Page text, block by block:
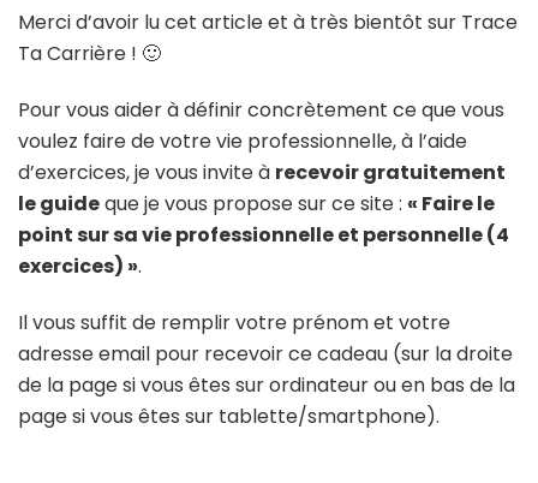
Merci d’avoir lu cet article et à très bientôt sur Trace
Ta Carrière ! 🙂
Pour vous aider à définir concrètement ce que vous
voulez faire de votre vie professionnelle, à l’aide
d’exercices, je vous invite à recevoir gratuitement
le guideque je vous propose sur ce site : « Faire le
point sur sa vie professionnelle et personnelle (4
exercices) ».
Il vous suffit de remplir votre prénom et votre
adresse email pour recevoir ce cadeau (sur la droite
de la page si vous êtes sur ordinateur ou en bas de la
page si vous êtes sur tablette/smartphone).